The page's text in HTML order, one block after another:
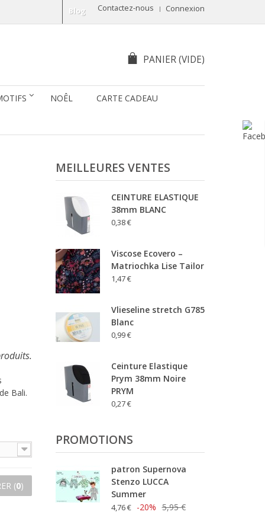
Connexion
Contactez-nous
Blog
PANIER(VIDE)
NOÊL CARTE CADEAU
Bali.
(0)
MEILLEURES VENTES
CEINTURE ELASTIQUE
38mm BLANC
0,38 €
Viscose Ecovero –
Matriochka Lise Tailor
1,47 €
Vlieseline stretch G785
Blanc
0,99 €
Ceinture Elastique
Prym 38mm Noire
PRYM
0,27 €
PROMOTIONS
patron Supernova
Stenzo LUCCA
Summer
4,76 € -20% 5,95 €